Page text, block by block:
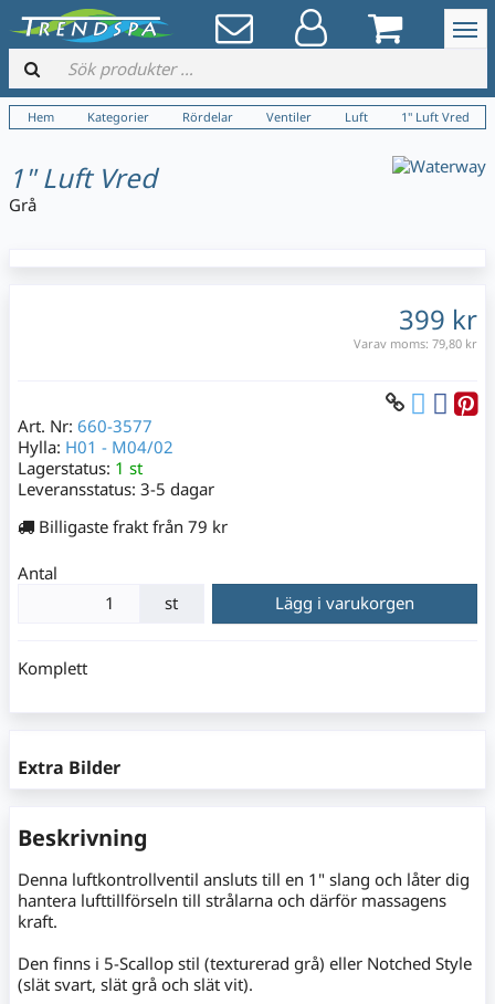
Hem Kategorier Rördelar Ventiler Luft 1" Luft Vred
1" Luft Vred
Grå
399 kr
Varav moms: 79,80 kr
Art. Nr: 660-3577
Hylla: H01 - M04/02
Lagerstatus: 1 st
Leveransstatus: 3-5 dagar
Billigaste frakt från 79 kr
Antal
st
Lägg i varukorgen
Komplett
Extra Bilder
Beskrivning
Denna luftkontrollventil ansluts till en 1" slang och låter dig
hantera lufttillförseln till strålarna och därför massagens
kraft.
Den finns i 5-Scallop stil (texturerad grå) eller Notched Style
(slät svart, slät grå och slät vit).